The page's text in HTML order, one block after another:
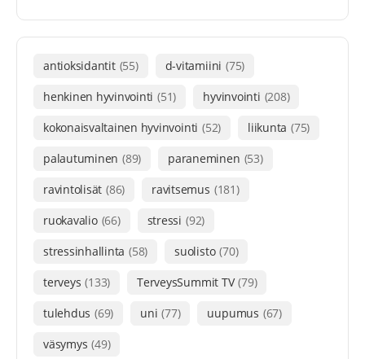
antioksidantit (55) d-vitamiini (75)
henkinen hyvinvointi (51) hyvinvointi (208)
kokonaisvaltainen hyvinvointi (52) liikunta (75)
palautuminen (89) paraneminen (53)
ravintolisät (86) ravitsemus (181)
ruokavalio (66) stressi (92)
stressinhallinta (58) suolisto (70)
terveys (133) TerveysSummit TV (79)
tulehdus (69) uni (77) uupumus (67)
väsymys (49)